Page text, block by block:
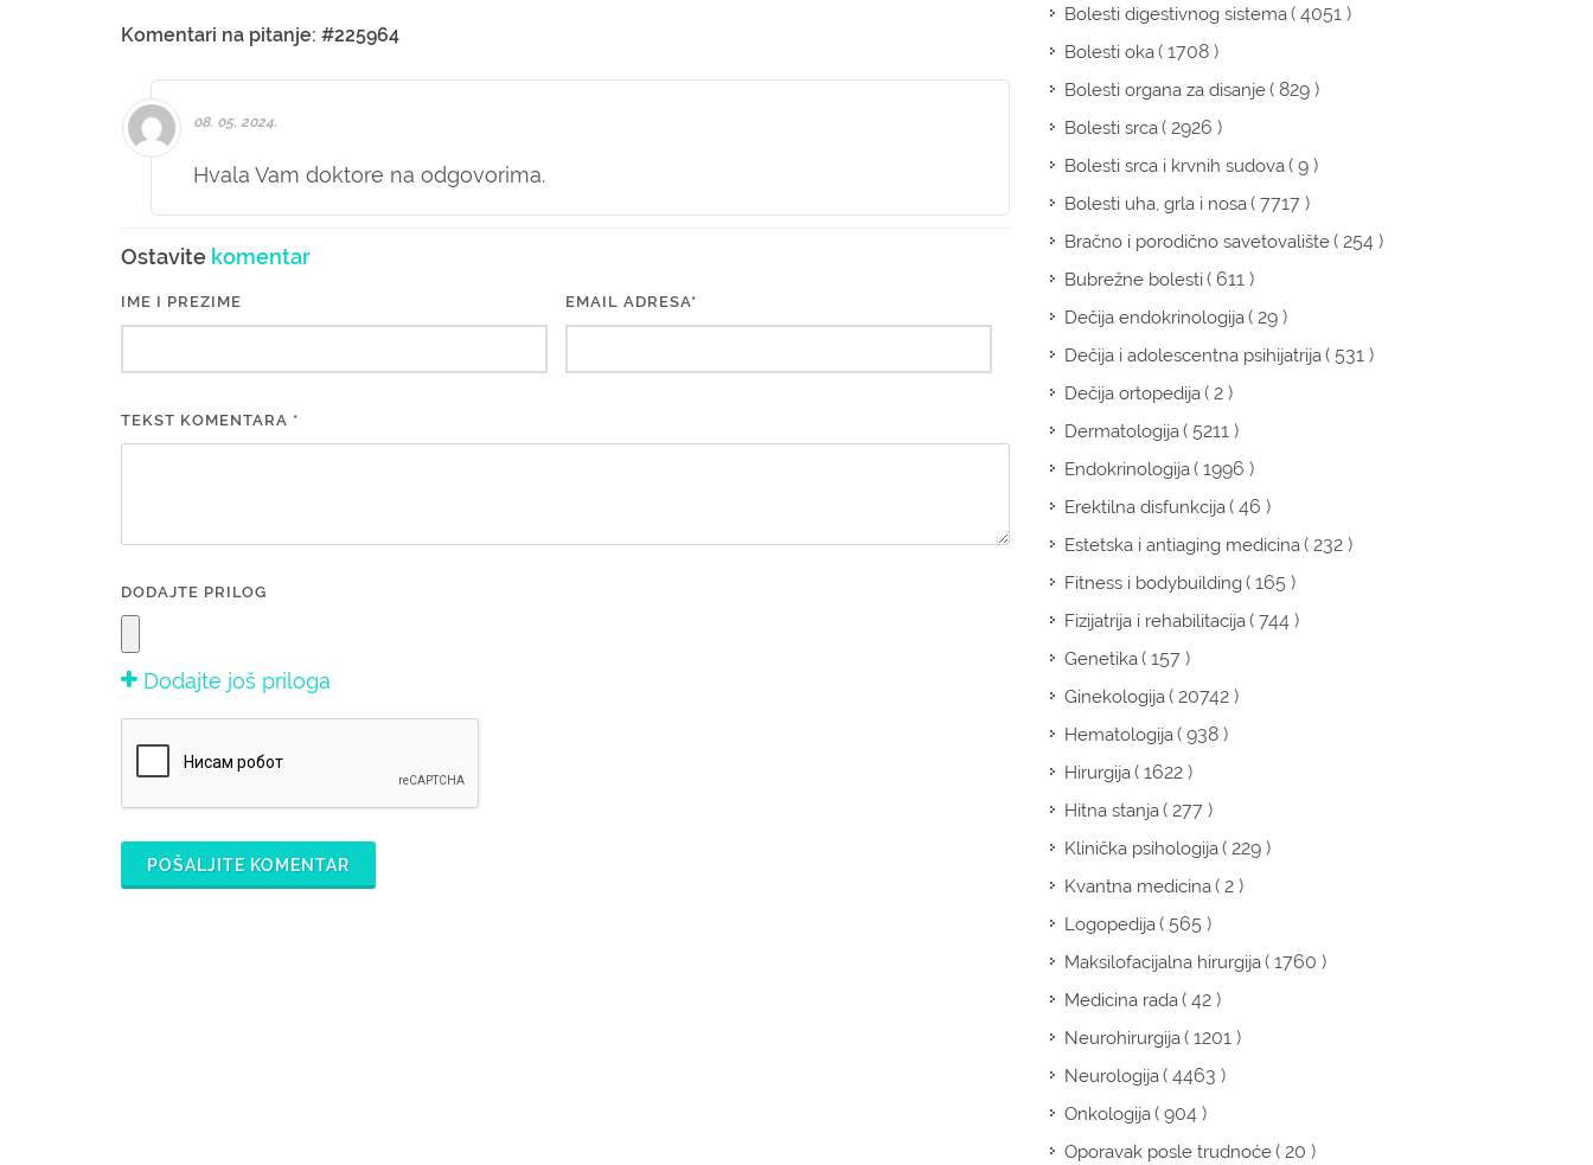
Komentari na pitanje: #225964
08. 05. 2024.
Hvala Vam doktore na odgovorima.
Ostavite komentar
IME I PREZIME EMAIL ADRESA*
TEKST KOMENTARA *
DODAJTE PRILOG
Dodajte još priloga
POŠALJITE KOMENTAR
Bolesti digestivnog sistema( 4051 )
Bolesti oka( 1708 )
Bolesti organa za disanje( 829 )
Bolesti srca( 2926 )
Bolesti srca i krvnih sudova( 9 )
Bolesti uha, grla i nosa( 7717 )
Bračno i porodično savetovalište( 254 )
Bubrežne bolesti( 611 )
Dečija endokrinologija( 29 )
Dečija i adolescentna psihijatrija( 531 )
Dečija ortopedija( 2 )
Dermatologija( 5211 )
Endokrinologija( 1996 )
Erektilna disfunkcija( 46 )
Estetska i antiaging medicina( 232 )
Fitness i bodybuilding( 165 )
Fizijatrija i rehabilitacija( 744 )
Genetika( 157 )
Ginekologija( 20742 )
Hematologija( 938 )
Hirurgija( 1622 )
Hitna stanja( 277 )
Klinička psihologija( 229 )
Kvantna medicina( 2 )
Logopedija( 565 )
Maksilofacijalna hirurgija( 1760 )
Medicina rada( 42 )
Neurohirurgija( 1201 )
Neurologija( 4463 )
Onkologija( 904 )
Oporavak posle trudnoće( 20 )